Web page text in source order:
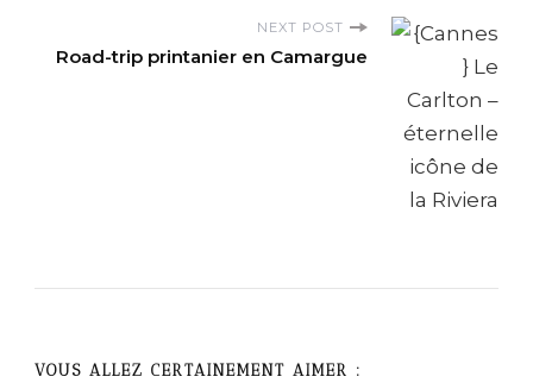
a
t
NEXT POST
Road-trip printanier en Camargue
VOUS ALLEZ CERTAINEMENT AIMER :